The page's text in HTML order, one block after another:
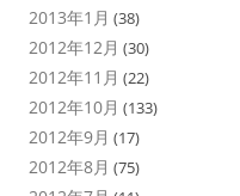
2013年1月 (38)
2012年12月 (30)
2012年11月 (22)
2012年10月 (133)
2012年9月 (17)
2012年8月 (75)